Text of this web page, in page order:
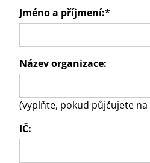
Jméno a příjmení:*
Název organizace:
(vyplňte, pokud půjčujete na
IČ: